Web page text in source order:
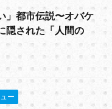
」都市伝説〜オバケ
隠された「人間の
ー